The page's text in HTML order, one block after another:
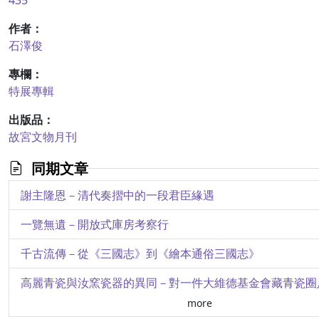
作者：
石澤俊
專欄：
特展專輯
出版品：
故宮文物月刊
同期文章
謝主隆恩－清代奏摺中的一段君臣緣遇
一覽無遺－開放式庫房考察行
千古流傳－從《三國志》到《繪本通俗三國志》
高麗青瓷與汝窯瓷器的異同－對一件大維德基金會藏青瓷
悠悠我心－史博館藏張大千《以寫我憂》冊探析
more